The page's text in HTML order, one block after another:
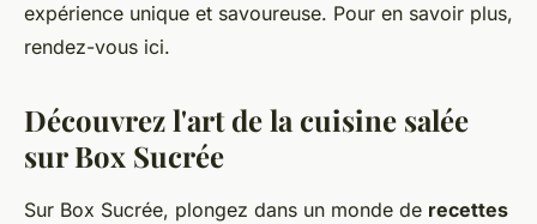
expérience unique et savoureuse. Pour en savoir plus,
rendez-vous ici.
Découvrez l'art de la cuisine salée
sur Box Sucrée
Sur Box Sucrée, plongez dans un monde de recettes